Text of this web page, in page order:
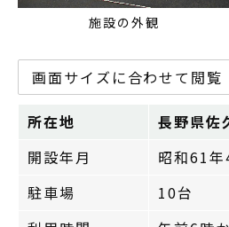
施設の外観
画面サイズに合わせて閲覧
所在地
長野県佐
開設年月
昭和61年
駐車場
10台